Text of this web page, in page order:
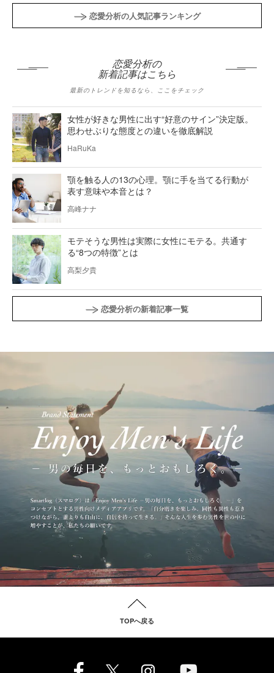
恋愛分析の人気記事ランキング
恋愛分析の
新着記事はこちら
最新のトレンドを知るなら、ここをチェック
女性が好きな男性に出す“好意のサイン”決定版。
思わせぶりな態度との違いを徹底解説
HaRuKa
顎を触る人の13の心理。顎に手を当てる行動が
表す意味や本音とは？
高峰ナナ
モテそうな男性は実際に女性にモテる。共通す
る“8つの特徴”とは
高梨夕貴
恋愛分析の新着記事一覧
TOPへ戻る